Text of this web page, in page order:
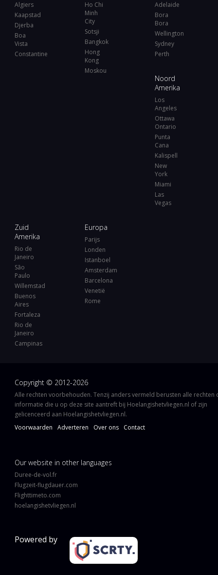
Algiers
Kaapstad
Djerba
Boa
Vista
Constantine
Ho Chi
Minh
City
Sotsji
Bangkok
Hong
Kong
Moskou
Adelaide
Bora
Bora
Wellington
Sydney
Perth
Noord
Amerika
Los
Angeles
Ottawa
Ontario
Punta
Cana
Kalispell
New
York
Miami
Las
Vegas
Zuid
Amerika
Rio de
Janeiro
São
Paulo
Willemstad
Buenos
Aires
Fortaleza
Rio de
Janeiro
Campinas
Europa
Parijs
Londen
Istanboel
Amsterdam
Barcelona
Venetië
Rome
Copyright © 2012-2026
Alle rechten voorbehouden. Tenzij anders vermeld berusten alle rechten
informatie die u op deze site aantreft bij Hoelangishetvliegen.nl of zijn
gelicenceerd aan Hoelangishetvliegen.nl.
Voorwaarden
Adverteren Over ons Contact
Our website in other languages
Duree-de-vol.fr
Flugzeit-flugdauer.com
Flighttimeto.com
hoelangishetvliegen.nl
Powered by